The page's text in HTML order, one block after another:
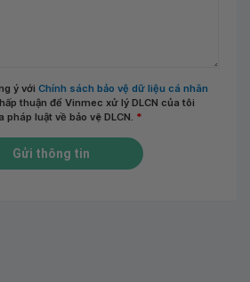
ý với Chính sách bảo vệ dữ liệu cá nhân
thuận để Vinmec xử lý DLCN của tôi
pháp luật về bảo vệ DLCN. *
Gửi thông tin